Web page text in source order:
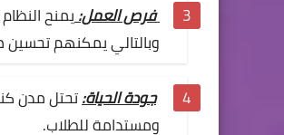
فرص العمل:يمنح
وبالتالي يمكنهم تحسين
جودة الحياة:تحتل مدن
ومستدامة للطلاب.